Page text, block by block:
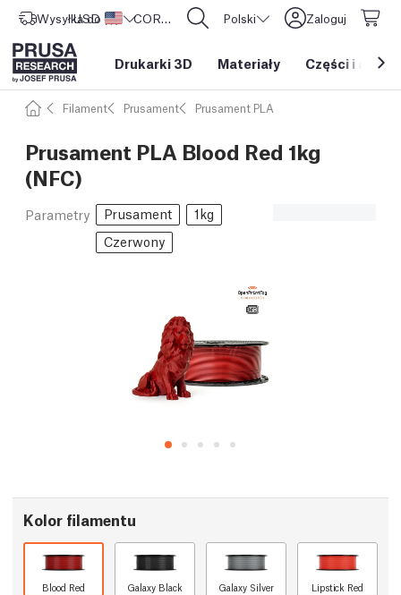
Wysyłka do Stany Zjednoczone
USD ($) CORE One L: Już w sprzedaży! Polski Zaloguj
Drukarki 3D Materiały Części i
Filament Prusament Prusament PLA
Prusament PLA Blood Red 1kg
(NFC)
Parametry Prusament
1kg
Czerwony
Kolor filamentu
Blood Red Galaxy Black Galaxy Silver Lipstick Red